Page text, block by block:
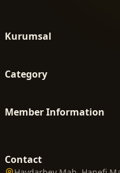
Kurumsal
Category
Member Information
Contact